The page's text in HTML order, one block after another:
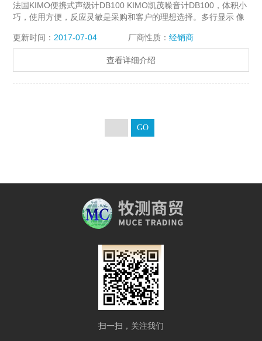
法国KIMO便携式声级计DB100 KIMO凯茂噪音计DB100，体积小
巧，使用方便，反应灵敏是采购和客户的理想选择。多行显示 像
量LAeq时，可自定义监测时间。‧噪声量程：30～130dB‧分辨
率：0.1dB
更新时间： 2017-07-04 厂商性质： 经销商
查看详细介绍
扫一扫，关注我们